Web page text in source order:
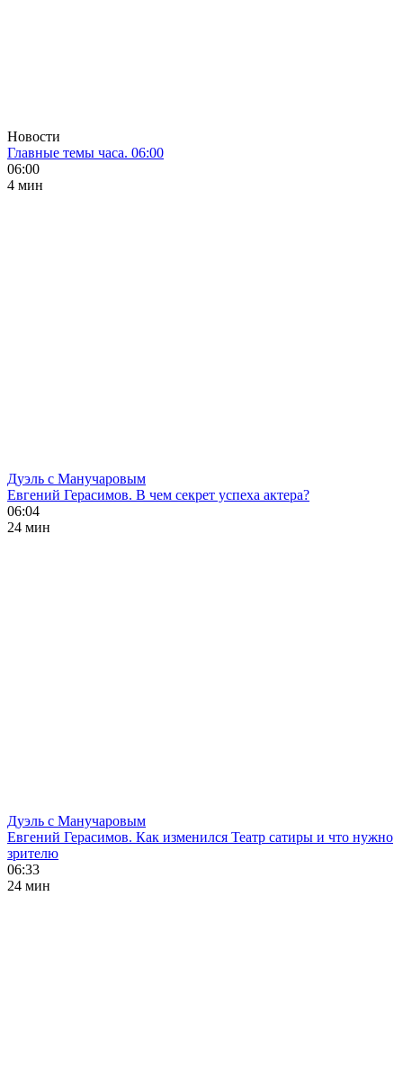
Новости
Главные темы часа. 06:00
06:00
4 мин
Дуэль с Манучаровым
Евгений Герасимов. В чем секрет успеха актера?
06:04
24 мин
Дуэль с Манучаровым
Евгений Герасимов. Как изменился Театр сатиры и что нужно
зрителю
06:33
24 мин